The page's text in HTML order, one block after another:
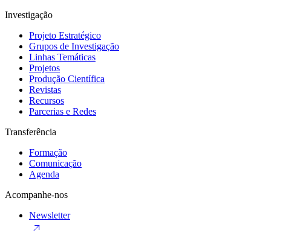
Investigação
Projeto Estratégico
Grupos de Investigação
Linhas Temáticas
Projetos
Produção Científica
Revistas
Recursos
Parcerias e Redes
Transferência
Formação
Comunicação
Agenda
Acompanhe-nos
Newsletter